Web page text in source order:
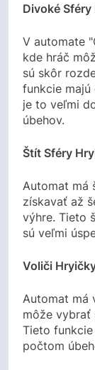
Divoké
V automate
kde hráč
sú skôr
funkcie
je to veľmi
úbehov.
Štít Sféry
Automat má
získavať až
výhre. Tieto
sú veľmi
Voliči
Automat má
môže vybrať
Tieto
počtom